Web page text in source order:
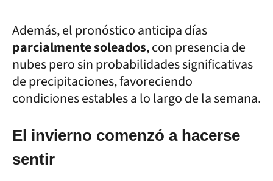
Además, el pronóstico anticipa días
parcialmente soleados, con presencia de
nubes pero sin probabilidades significativas
de precipitaciones, favoreciendo
condiciones estables a lo largo de la semana.
El invierno comenzó a hacerse
sentir